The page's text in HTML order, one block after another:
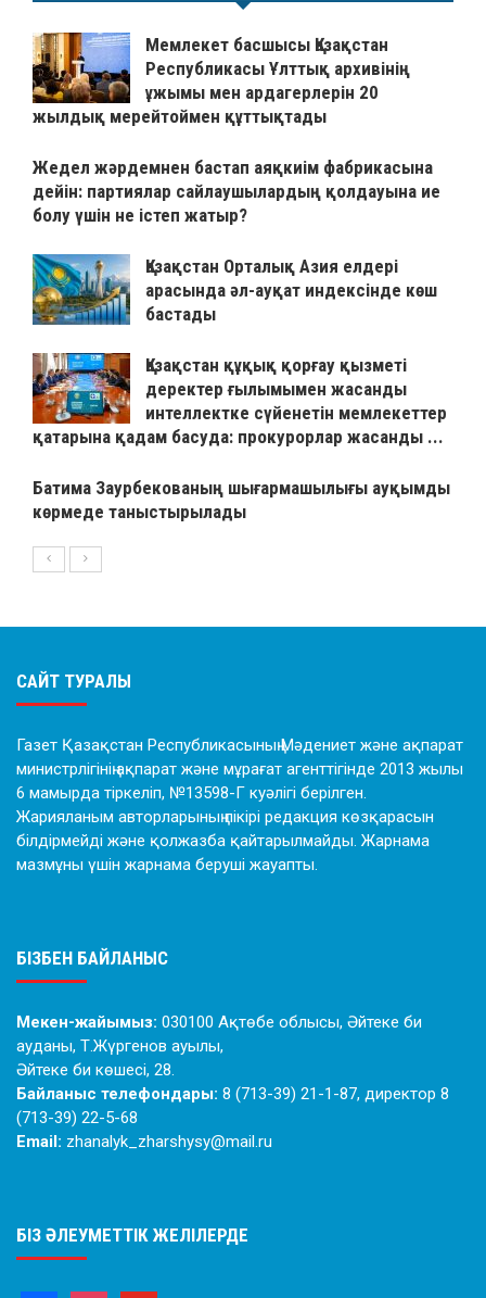
Мемлекет басшысы Қазақстан
Республикасы Ұлттық архивінің
ұжымы мен ардагерлерін 20
жылдық мерейтоймен құттықтады
Жедел жәрдемнен бастап аяқкиім фабрикасына
дейін: партиялар сайлаушылардың қолдауына ие
болу үшін не істеп жатыр?
Қазақстан Орталық Азия елдері
арасында әл-ауқат индексінде көш
бастады
Қазақстан құқық қорғау қызметі
деректер ғылымымен жасанды
интеллектке сүйенетін мемлекеттер
қатарына қадам басуда: прокурорлар жасанды ...
Батима Заурбекованың шығармашылығы ауқымды
көрмеде таныстырылады
САЙТ ТУРАЛЫ
Газет Қазақстан Республикасының Мәдениет және ақпарат
министрлігінің ақпарат және мұрағат агенттігінде 2013 жылы
6 мамырда тіркеліп, №13598-Г куәлігі берілген.
Жарияланым авторларының пікірі редакция көзқарасын
білдірмейді және қолжазба қайтарылмайды. Жарнама
мазмұны үшін жарнама беруші жауапты.
БІЗБЕН БАЙЛАНЫС
Мекен-жайымыз: 030100 Ақтөбе облысы, Әйтеке би
ауданы, Т.Жүргенов ауылы,
Әйтеке би көшесі, 28.
Байланыс телефондары: 8 (713-39) 21-1-87, директор 8
(713-39) 22-5-68
Email: zhanalyk_zharshysy@mail.ru
БІЗ ӘЛЕУМЕТТІК ЖЕЛІЛЕРДЕ